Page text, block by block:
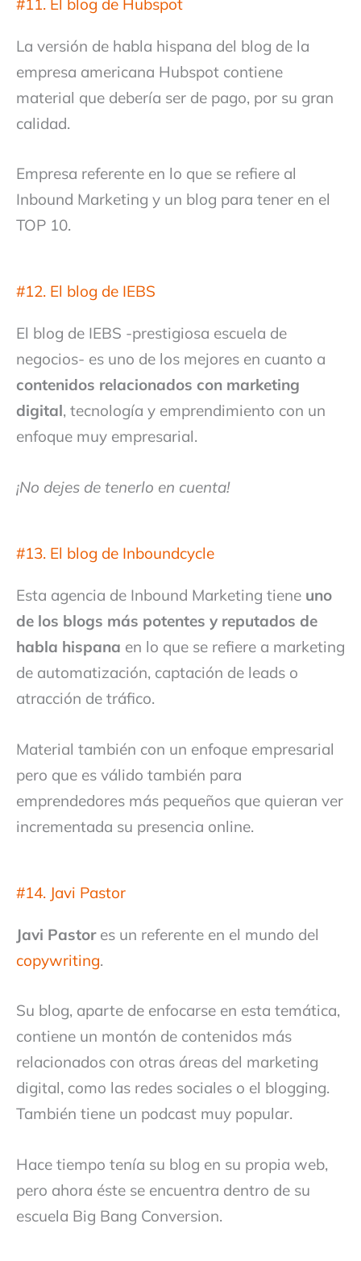
La versión de habla hispana del blog de la
empresa americana Hubspot contiene
material que debería ser de pago, por su gran
calidad.
Empresa referente en lo que se refiere al
Inbound Marketing y un blog para tener en el
TOP 10.
#12. El blog de IEBS
El blog de IEBS -prestigiosa escuela de
negocios- es uno de los mejores en cuanto a
contenidos relacionados con marketing
digital, tecnología y emprendimiento con un
enfoque muy empresarial.
¡No dejes de tenerlo en cuenta!
#13. El blog de Inboundcycle
Esta agencia de Inbound Marketing tiene uno
de los blogs más potentes y reputados de
habla hispana en lo que se refiere a marketing
de automatización, captación de leads o
atracción de tráfico.
Material también con un enfoque empresarial
pero que es válido también para
emprendedores más pequeños que quieran ver
incrementada su presencia online.
#14. Javi Pastor
Javi Pastores un referente en el mundo del
copywriting.
Su blog, aparte de enfocarse en esta temática,
contiene un montón de contenidos más
relacionados con otras áreas del marketing
digital, como las redes sociales o el blogging.
También tiene un podcast muy popular.
Hace tiempo tenía su blog en su propia web,
pero ahora éste se encuentra dentro de su
escuela Big Bang Conversion.